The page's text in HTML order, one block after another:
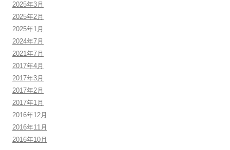
2025年3月
2025年2月
2025年1月
2024年7月
2021年7月
2017年4月
2017年3月
2017年2月
2017年1月
2016年12月
2016年11月
2016年10月